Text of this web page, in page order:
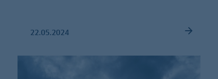
22.05.2024